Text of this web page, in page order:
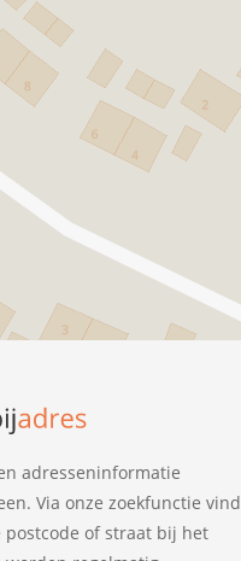
adresseninformatie
Via onze zoekfunctie vind
of straat bij het